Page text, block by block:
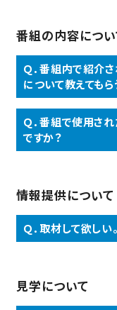
番組の内容につい
Ｑ．番組内で紹介
について教えても
Ｑ．番組で使用さ
ですか？
情報提供について
Ｑ．取材して欲しい。
見学について